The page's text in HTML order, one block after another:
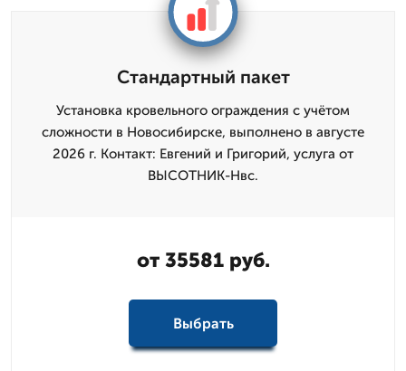
Стандартный пакет
Установка кровельного ограждения c учётом
сложности в Новосибирске, выполнено в августе
2026 г. Контакт: Евгений и Григорий, услуга от
ВЫСОТНИК-Нвс.
от 35581 руб.
Выбрать